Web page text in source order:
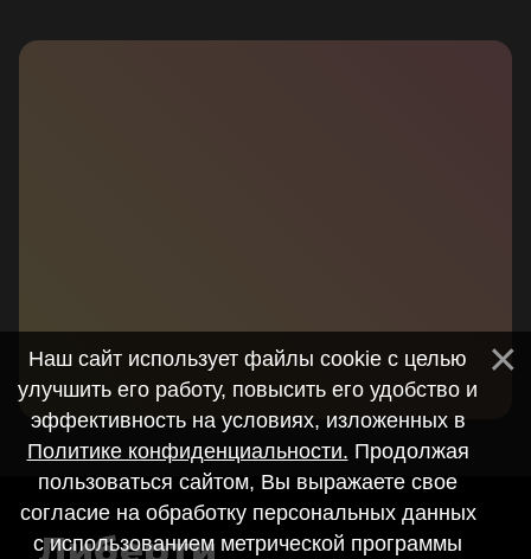
Наш сайт использует файлы cookie с целью
улучшить его работу, повысить его удобство и
эффективность на условиях, изложенных в
Политике конфиденциальности. Продолжая
пользоваться сайтом, Вы выражаете свое
согласие на обработку персональных данных
с использованием метрической программы